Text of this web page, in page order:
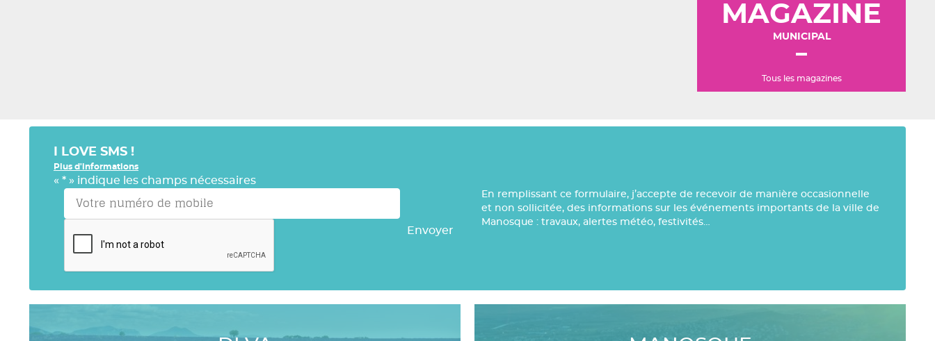
MAGAZINE
MUNICIPAL
Tous les magazines
I LOVE SMS !
Plus d'informations
« * » indique les champs nécessaires
Envoyer
En remplissant ce formulaire, j’accepte de recevoir de manière occasionnelle
et non sollicitée, des informations sur les événements importants de la ville de
Manosque : travaux, alertes météo, festivités…